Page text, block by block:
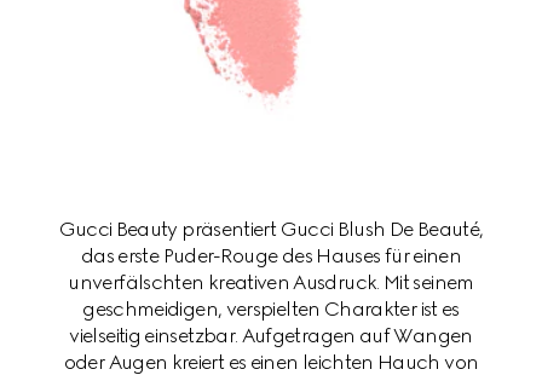
Gucci Beauty präsentiert Gucci Blush De Beauté,
das erste Puder-Rouge des Hauses für einen
unverfälschten kreativen Ausdruck. Mit seinem
geschmeidigen, verspielten Charakter ist es
vielseitig einsetzbar. Aufgetragen auf Wangen
oder Augen kreiert es einen leichten Hauch von